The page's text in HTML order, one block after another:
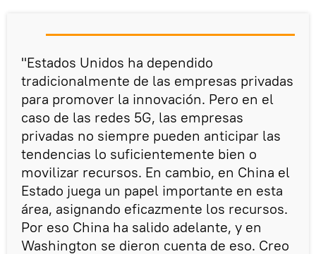
"Estados Unidos ha dependido
tradicionalmente de las empresas privadas
para promover la innovación. Pero en el
caso de las redes 5G, las empresas
privadas no siempre pueden anticipar las
tendencias lo suficientemente bien o
movilizar recursos. En cambio, en China el
Estado juega un papel importante en esta
área, asignando eficazmente los recursos.
Por eso China ha salido adelante, y en
Washington se dieron cuenta de eso. Creo